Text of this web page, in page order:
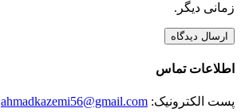
زمانی دیگر.
اطلاعات تماس
پست الکترونیک: ahmadkazemi56@gmail.com